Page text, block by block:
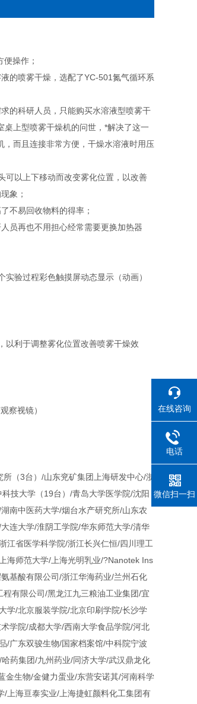
操作；
的喷雾干燥，选配了YC-501氮气循环系
的科研人员，只能购买水溶液型喷雾干
上型喷雾干燥机的问世，*解决了这一
而且连接非常方便，干燥水溶液时用压
可以上下移动而改变雾化位置，以改善
象；
不易回收物料的得率；
员再也不用担心经常需要更换加热器
验过程彩色触摸屏动态显示（动画）
以利于调整雾化位置改善喷雾干燥效
察视镜）
（3台）/山东兖矿集团上海研发中心/浙
技大学（19台）/青岛大学医学院/沈阳
南中医药大学/烟台水产研究所/山东农
连大学/淮阴工学院/华东师范大学/清华
江省医学科学院/浙江长兴仁恒/四川理工
海师范大学/上海光明乳业/?Nanotek Ins
基酸有限公司/浙江华海药业/兰州石化
有限公司/黑龙江九三粮油工业集团/宜
学/北京服装学院/北京印刷学院/长沙学
学院/成都大学/西南大学食品学院/河北
/广东双骏生物/国家档案馆/中科院宁波
药集团/九州药业/同济大学/武汉鼎龙化
金生物/金健力蛋业/东营安诺其/河南科学
/上海亘泰实业/上海捷虹颜料化工集团有
在线咨询
电话
微信扫一扫